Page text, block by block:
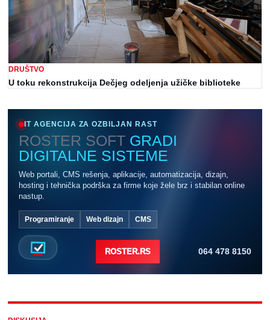
DRUŠTVO
U toku rekonstrukcija Dečjeg odeljenja užičke biblioteke
IT AGENCIJA ZA OZBILJAN RAST
ROSTER SOFT GRADI
DIGITALNE SISTEME
Web portali, CMS rešenja, aplikacije, automatizacija, dizajn,
hosting i tehnička podrška za firme koje žele brz i stabilan online
nastup.
Programiranje Web dizajn CMS
ROSTER.RS 064 478 8150